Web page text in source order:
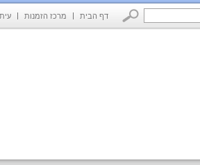
דף הבית מרכז הזמנות